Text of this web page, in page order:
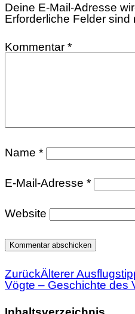
Deine E-Mail-Adresse
Erforderliche Felder sind
Kommentar *
Name *
E-Mail-Adresse *
Website
ZurückÄlterer
Vögte – Geschichte des